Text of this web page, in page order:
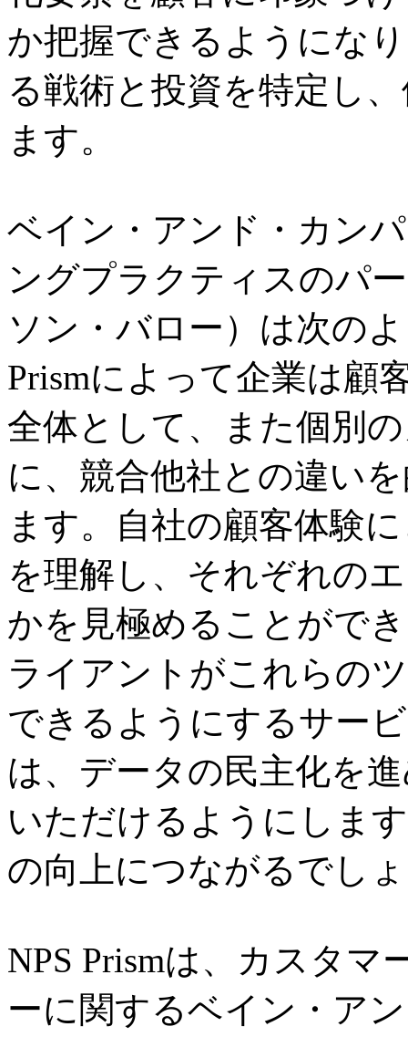
か把握できるようにな
る戦術と投資を特定し
ます。
ベイン・アンド・カン
ングプラクティスのパ
ソン・バロー）は次の
Prismによって企業は顧
全体として、また個別
に、競合他社との違い
ます。自社の顧客体験
を理解し、それぞれの
かを見極めることがで
ライアントがこれらの
できるようにするサー
は、データの民主化を
いただけるようにしま
の向上につながるでし
NPS Prismは、カスタ
ーに関するベイン・ア